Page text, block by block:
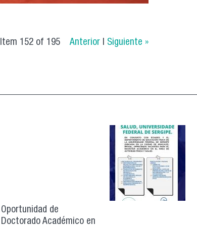
Item 152 of 195 Anterior | Siguiente »
Oportunidad de
Doctorado Académico en